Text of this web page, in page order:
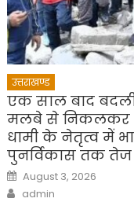
उत्तराखण्ड
एक साल बाद
मलबे से निकलकर
धामी के नेतृत्व में
पुनर्विकास तक
Posted
on
August 3, 2026
Author
admin